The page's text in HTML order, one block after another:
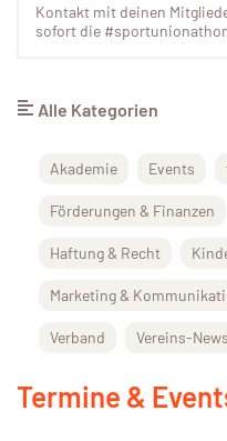
Kontakt mit deinen
sofort die
Alle Kategorien
Akademie Events
Förderungen & Finanzen
Haftung & Recht
Marketing &
Verband Vereins-News
Termine &